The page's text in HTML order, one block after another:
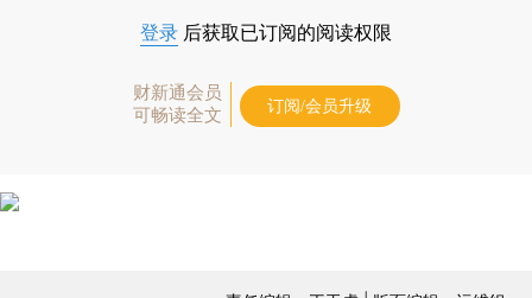
登录 后获取已订阅的阅读权限
财新通会员
可畅读全文
订阅/会员升级